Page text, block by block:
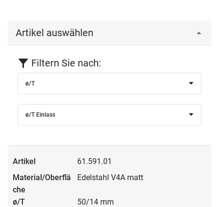
Artikel auswählen
Filtern Sie nach:
ø/T
ø/T Einlass
61.591.01
Edelstahl V4A matt
50/14 mm